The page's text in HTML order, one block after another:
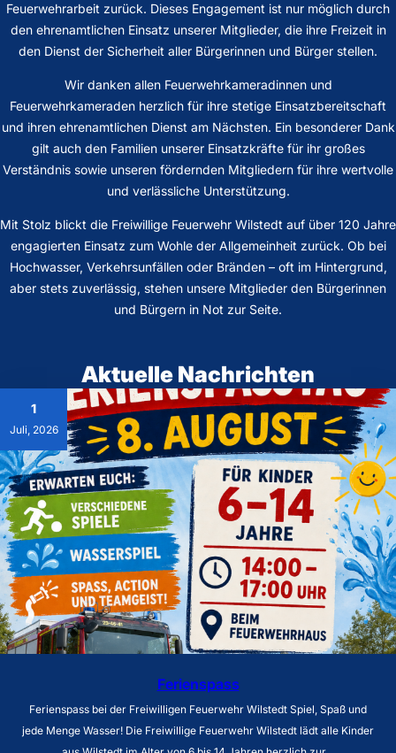
Feuerwehrarbeit zurück. Dieses Engagement ist nur möglich durch
den ehrenamtlichen Einsatz unserer Mitglieder, die ihre Freizeit in
den Dienst der Sicherheit aller Bürgerinnen und Bürger stellen.
Wir danken allen Feuerwehrkameradinnen und
Feuerwehrkameraden herzlich für ihre stetige Einsatzbereitschaft
und ihren ehrenamtlichen Dienst am Nächsten. Ein besonderer Dank
gilt auch den Familien unserer Einsatzkräfte für ihr großes
Verständnis sowie unseren fördernden Mitgliedern für ihre wertvolle
und verlässliche Unterstützung.
Mit Stolz blickt die Freiwillige Feuerwehr Wilstedt auf über 120 Jahre
engagierten Einsatz zum Wohle der Allgemeinheit zurück. Ob bei
Hochwasser, Verkehrsunfällen oder Bränden – oft im Hintergrund,
aber stets zuverlässig, stehen unsere Mitglieder den Bürgerinnen
und Bürgern in Not zur Seite.
Aktuelle Nachrichten
1
Juli, 2026
Ferienspass
Ferienspass bei der Freiwilligen Feuerwehr Wilstedt Spiel, Spaß und
jede Menge Wasser! Die Freiwillige Feuerwehr Wilstedt lädt alle Kinder